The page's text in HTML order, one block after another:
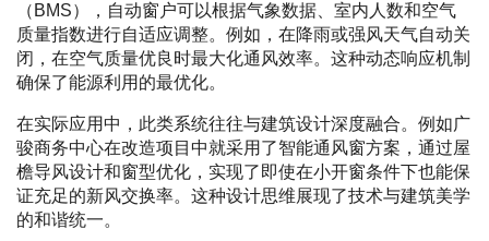
（BMS），自动窗户可以根据气象数据、室内人数和空气
质量指数进行自适应调整。例如，在降雨或强风天气自动关
闭，在空气质量优良时最大化通风效率。这种动态响应机制
确保了能源利用的最优化。
在实际应用中，此类系统往往与建筑设计深度融合。例如广
骏商务中心在改造项目中就采用了智能通风窗方案，通过屋
檐导风设计和窗型优化，实现了即使在小开窗条件下也能保
证充足的新风交换率。这种设计思维展现了技术与建筑美学
的和谐统一。